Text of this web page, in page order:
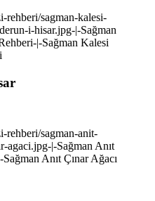
rehberi/sagman-kalesi-
i-hisar.jpg-|-Sağman
|-Sağman Kalesi
rehberi/sagman-anit-
agaci.jpg-|-Sağman Anıt
Anıt Çınar Ağacı